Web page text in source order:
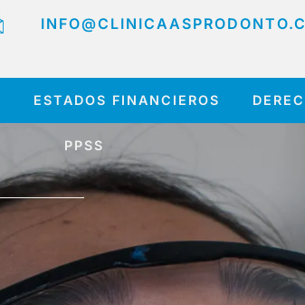
ESTADOS FINANCIEROS
PPSS